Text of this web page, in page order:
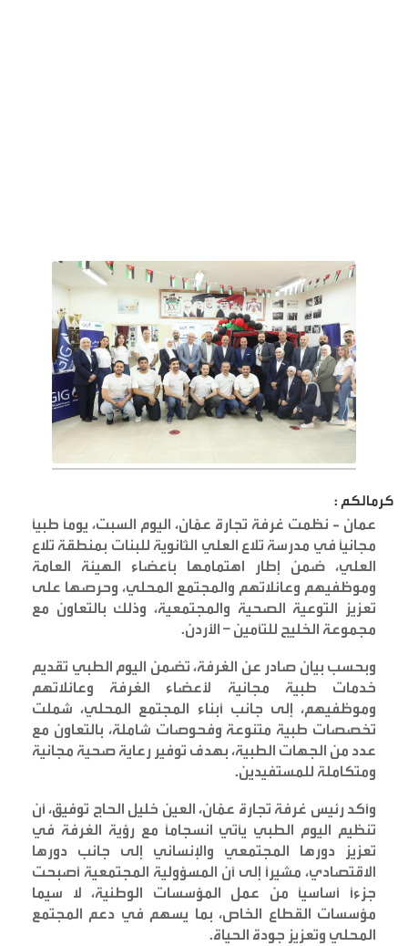
كرمالكم :
عمان - نظمت غرفة تجارة عمّان، اليوم السبت، يوماً طبياً
مجانياً في مدرسة تلاع العلي الثانوية للبنات بمنطقة تلاع
العلي، ضمن إطار اهتمامها بأعضاء الهيئة العامة
وموظفيهم وعائلاتهم والمجتمع المحلي، وحرصها على
تعزيز التوعية الصحية والمجتمعية، وذلك بالتعاون مع
مجموعة الخليج للتأمين – الأردن.
وبحسب بيان صادر عن الغرفة، تضمن اليوم الطبي تقديم
خدمات طبية مجانية لأعضاء الغرفة وعائلاتهم
وموظفيهم، إلى جانب أبناء المجتمع المحلي، شملت
تخصصات طبية متنوعة وفحوصات شاملة، بالتعاون مع
عدد من الجهات الطبية، بهدف توفير رعاية صحية مجانية
ومتكاملة للمستفيدين.
وأكد رئيس غرفة تجارة عمّان، العين خليل الحاج توفيق، أن
تنظيم اليوم الطبي يأتي انسجاماً مع رؤية الغرفة في
تعزيز دورها المجتمعي والإنساني إلى جانب دورها
الاقتصادي، مشيراً إلى أن المسؤولية المجتمعية أصبحت
جزءاً أساسياً من عمل المؤسسات الوطنية، لا سيما
مؤسسات القطاع الخاص، بما يسهم في دعم المجتمع
المحلي وتعزيز جودة الحياة.